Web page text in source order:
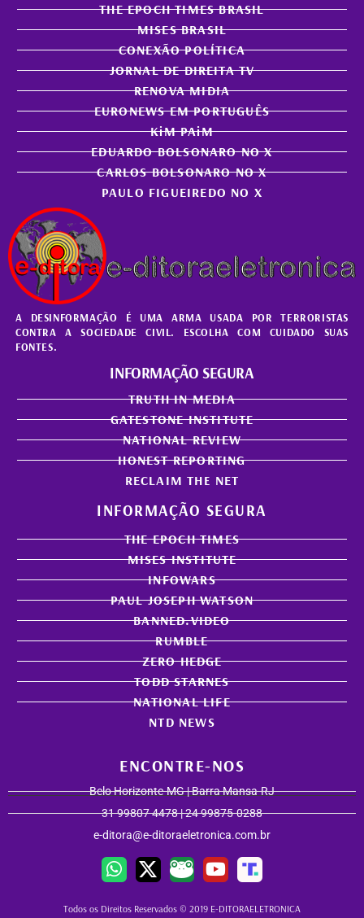
THE EPOCH TIMES BRASIL
MISES BRASIL
CONEXÃO POLÍTICA
JORNAL DE DIREITA TV
RENOVA MIDIA
EURONEWS EM PORTUGUÊS
KiM PAiM
EDUARDO BOLSONARO NO X
CARLOS BOLSONARO NO X
PAULO FIGUEIREDO NO X
A DESINFORMAÇÃO É UMA ARMA USADA POR TERRORISTAS
CONTRA A SOCIEDADE CIVIL. ESCOLHA COM CUIDADO SUAS
FONTES.
INFORMAÇÃO SEGURA
TRUTH IN MEDIA
GATESTONE INSTITUTE
NATIONAL REVIEW
HONEST REPORTING
RECLAIM THE NET
INFORMAÇÃO SEGURA
THE EPOCH TIMES
MISES INSTITUTE
INFOWARS
PAUL JOSEPH WATSON
BANNED.VIDEO
RUMBLE
ZERO HEDGE
TODD STARNES
NATIONAL LIFE
NTD NEWS
ENCONTRE-NOS
Belo Horizonte-MG | Barra Mansa-RJ
31 99807 4478 | 24 99875-0288
e-ditora@e-ditoraeletronica.com.br
Todos os Direitos Reservados © 2019 E-DITORAELETRONICA